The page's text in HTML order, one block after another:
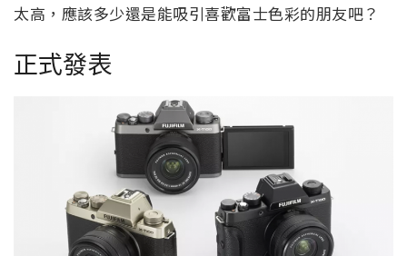
太高，應該多少還是能吸引喜歡富士色彩的朋友吧？
正式發表